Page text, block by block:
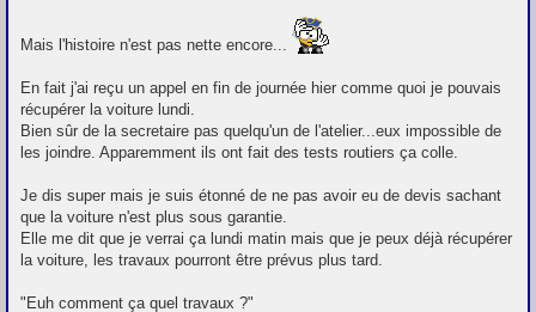
Mais l'histoire n'est pas nette encore...
En fait j'ai reçu un appel en fin de journée hier comme quoi je pouvais
récupérer la voiture lundi.
Bien sûr de la secretaire pas quelqu'un de l'atelier...eux impossible de
les joindre. Apparemment ils ont fait des tests routiers ça colle.
Je dis super mais je suis étonné de ne pas avoir eu de devis sachant
que la voiture n'est plus sous garantie.
Elle me dit que je verrai ça lundi matin mais que je peux déjà récupérer
la voiture, les travaux pourront être prévus plus tard.
"Euh comment ça quel travaux ?"